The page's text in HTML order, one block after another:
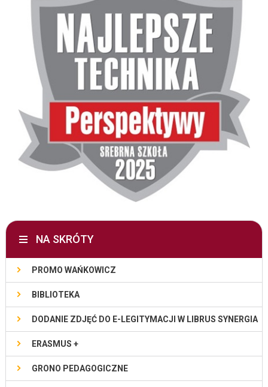
NA SKRÓTY
PROMO WAŃKOWICZ
BIBLIOTEKA
DODANIE ZDJĘĆ DO E-LEGITYMACJI W LIBRUS SYNERGIA
ERASMUS +
GRONO PEDAGOGICZNE